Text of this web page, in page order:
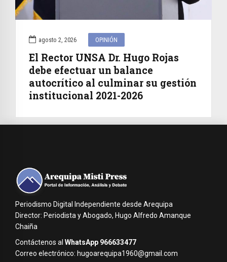
agosto 2, 2026 OPINIÓN
El Rector UNSA Dr. Hugo Rojas
debe efectuar un balance
autocrítico al culminar su gestión
institucional 2021-2026
Periodismo Digital Independiente desde Arequipa
Director: Periodista y Abogado, Hugo Alfredo Amanque
Chaiña
Contáctenos al WhatsApp 966633477
Correo electrónico: hugoarequipa1960@gmail.com